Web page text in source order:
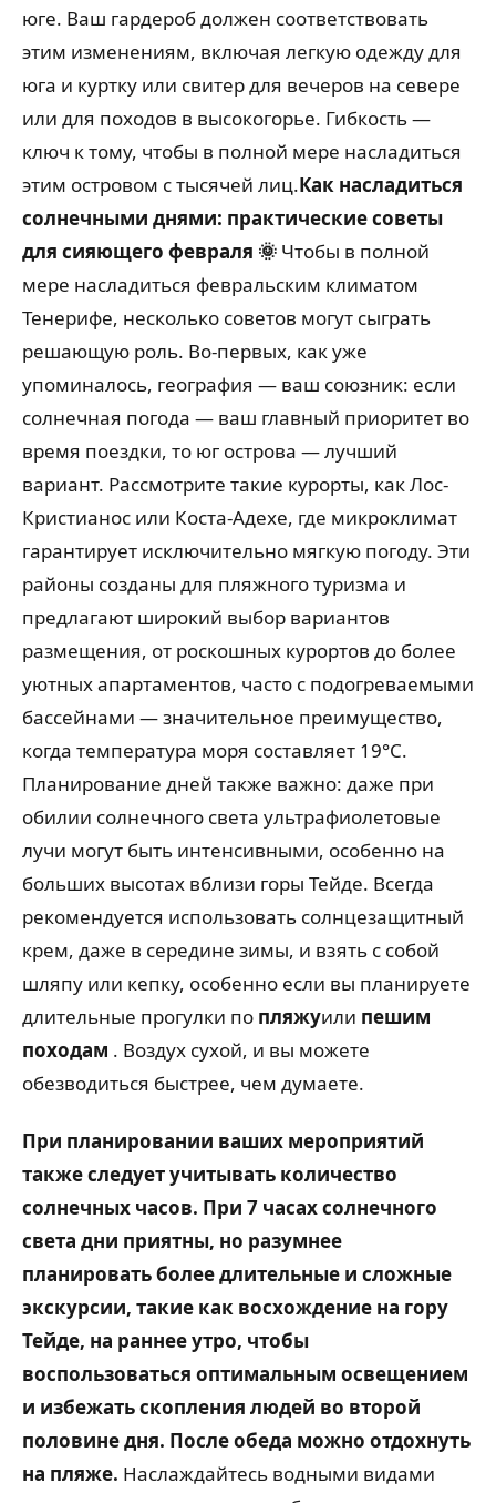
юге. Ваш гардероб должен соответствовать
этим изменениям, включая легкую одежду для
юга и куртку или свитер для вечеров на севере
или для походов в высокогорье. Гибкость —
ключ к тому, чтобы в полной мере насладиться
этим островом с тысячей лиц.Как насладиться
солнечными днями: практические советы
для сияющего февраля 🌞 Чтобы в полной
мере насладиться февральским климатом
Тенерифе, несколько советов могут сыграть
решающую роль. Во-первых, как уже
упоминалось, география — ваш союзник: если
солнечная погода — ваш главный приоритет во
время поездки, то юг острова — лучший
вариант. Рассмотрите такие курорты, как Лос-
Кристианос или Коста-Адехе, где микроклимат
гарантирует исключительно мягкую погоду. Эти
районы созданы для пляжного туризма и
предлагают широкий выбор вариантов
размещения, от роскошных курортов до более
уютных апартаментов, часто с подогреваемыми
бассейнами — значительное преимущество,
когда температура моря составляет 19°C.
Планирование дней также важно: даже при
обилии солнечного света ультрафиолетовые
лучи могут быть интенсивными, особенно на
больших высотах вблизи горы Тейде. Всегда
рекомендуется использовать солнцезащитный
крем, даже в середине зимы, и взять с собой
шляпу или кепку, особенно если вы планируете
длительные прогулки по пляжуили пешим
походам . Воздух сухой, и вы можете
обезводиться быстрее, чем думаете.
При планировании ваших мероприятий
также следует учитывать количество
солнечных часов. При 7 часах солнечного
света дни приятны, но разумнее
планировать более длительные и сложные
экскурсии, такие как восхождение на гору
Тейде, на раннее утро, чтобы
воспользоваться оптимальным освещением
и избежать скопления людей во второй
половине дня. После обеда можно отдохнуть
на пляже. Наслаждайтесь водными видами